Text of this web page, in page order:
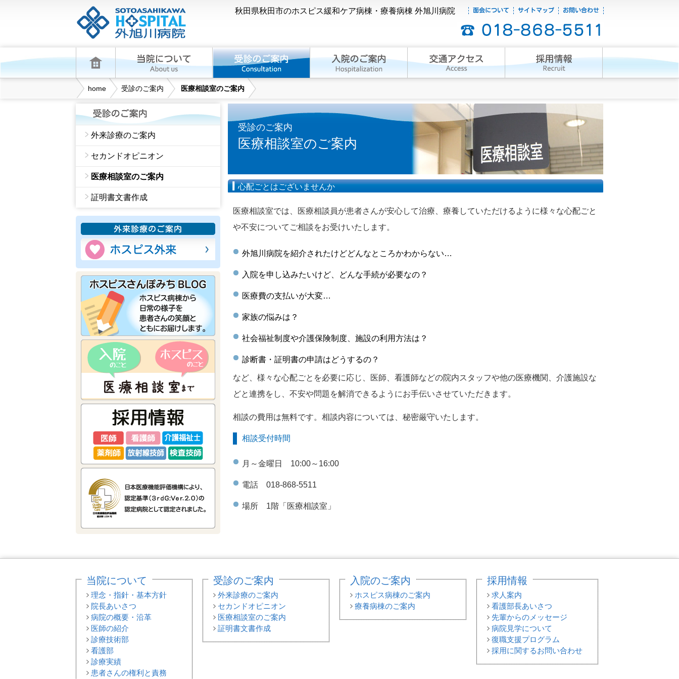
秋田県秋田市のホスピス緩和ケア病棟・療養病棟 外旭川病院
home 受診のご案内 医療相談室のご案内
外来診療のご案内
セカンドオピニオン
医療相談室のご案内
証明書文書作成
受診のご案内
医療相談室のご案内
心配ごとはございませんか
医療相談室では、医療相談員が患者さんが安心して治療、療養していただけるように様々な心配ごと
や不安についてご相談をお受けいたします。
外旭川病院を紹介されたけどどんなところかわからない…
入院を申し込みたいけど、どんな手続が必要なの？
医療費の支払いが大変…
家族の悩みは？
社会福祉制度や介護保険制度、施設の利用方法は？
診断書・証明書の申請はどうするの？
など、様々な心配ごとを必要に応じ、医師、看護師などの院内スタッフや他の医療機関、介護施設な
どと連携をし、不安や問題を解消できるようにお手伝いさせていただきます。
相談の費用は無料です。相談内容については、秘密厳守いたします。
相談受付時間
月～金曜日 10:00～16:00
電話 018-868-5511
場所 1階「医療相談室」
当院について
理念・指針・基本方針
院長あいさつ
病院の概要・沿革
医師の紹介
診療技術部
看護部
診療実績
患者さんの権利と責務
受診のご案内
外来診療のご案内
セカンドオピニオン
医療相談室のご案内
証明書文書作成
入院のご案内
ホスピス病棟のご案内
療養病棟のご案内
採用情報
求人案内
看護部長あいさつ
先輩からのメッセージ
病院見学について
復職支援プログラム
採用に関するお問い合わせ